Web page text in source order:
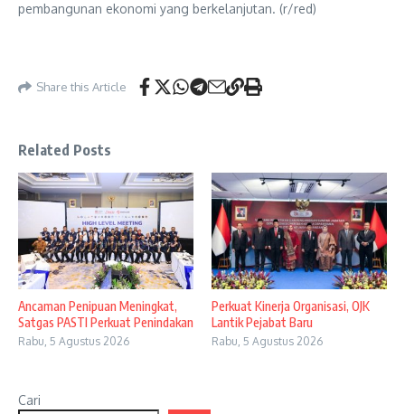
pembangunan ekonomi yang berkelanjutan. (r/red)
Share this Article
Related Posts
Ancaman Penipuan Meningkat,
Satgas PASTI Perkuat Penindakan
Rabu, 5 Agustus 2026
Perkuat Kinerja Organisasi, OJK
Lantik Pejabat Baru
Rabu, 5 Agustus 2026
Cari